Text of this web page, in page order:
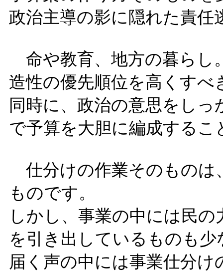
政治主導の影に隠れた責
命や教育、地方の暮らし
造性の優先順位を高くす
同時に、政治の意思をし
で予算を大胆に編成するこ
仕分けの作業そのものは
ものです。
しかし、事業の中には民
を引き出しているものも
届く声の中には事業仕分